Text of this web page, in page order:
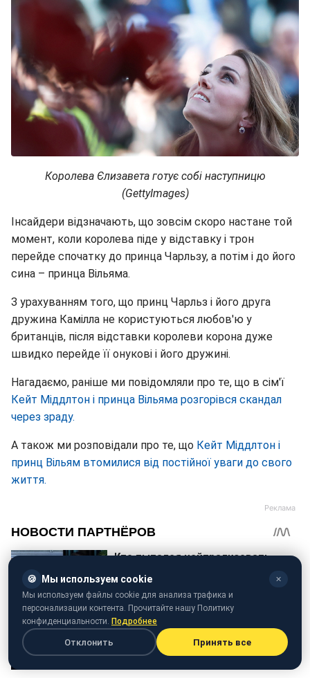
Королева Єлизавета готує собі наступницю
(GettyImages)
Інсайдери відзначають, що зовсім скоро настане той
момент, коли королева піде у відставку і трон
перейде спочатку до принца Чарльзу, а потім і до його
сина – принца Вільяма.
З урахуванням того, що принц Чарльз і його друга
дружина Камілла не користуються любов'ю у
британців, після відставки королеви корона дуже
швидко перейде її онукові і його дружині.
Нагадаємо, раніше ми повідомляли про те, що в сім'ї
Кейт Міддлтон і принца Вільяма розгорівся скандал
через зраду.
А також ми розповідали про те, що Кейт Міддлтон і
принц Вільям втомилися від постійної уваги до свого
життя.
🍪 Мы используем cookie ✕
Мы используем файлы cookie для анализа трафика и
персонализации контента. Прочитайте нашу Политику
конфиденциальности. Подробнее
Отклонить Принять все